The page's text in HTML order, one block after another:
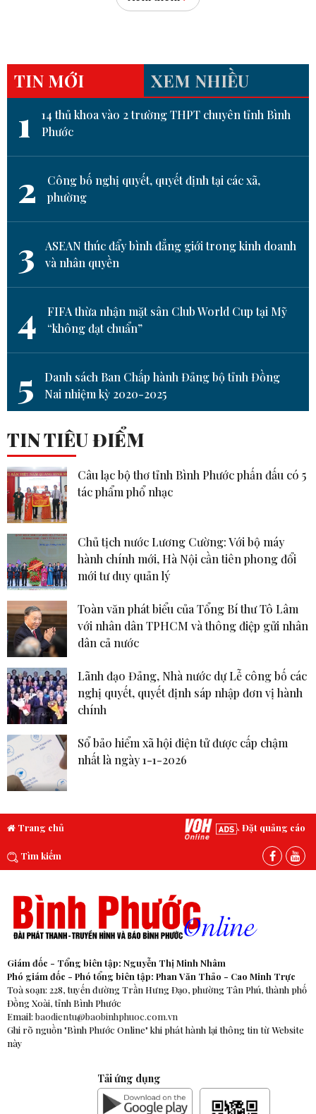
TIN MỚI XEM NHIỀU
1
14 thủ khoa vào 2 trường THPT chuyên tỉnh Bình
Phước
2
Công bố nghị quyết, quyết định tại các xã,
phường
3
ASEAN thúc đẩy bình đẳng giới trong kinh doanh
và nhân quyền
4
FIFA thừa nhận mặt sân Club World Cup tại Mỹ
“không đạt chuẩn”
5
Danh sách Ban Chấp hành Đảng bộ tỉnh Đồng
Nai nhiệm kỳ 2020-2025
TIN TIÊU ĐIỂM
Câu lạc bộ thơ tỉnh Bình Phước phấn đấu có 5
tác phẩm phổ nhạc
Chủ tịch nước Lương Cường: Với bộ máy
hành chính mới, Hà Nội cần tiên phong đổi
mới tư duy quản lý
Toàn văn phát biểu của Tổng Bí thư Tô Lâm
với nhân dân TPHCM và thông điệp gửi nhân
dân cả nước
Lãnh đạo Đảng, Nhà nước dự Lễ công bố các
nghị quyết, quyết định sáp nhập đơn vị hành
chính
Sổ bảo hiểm xã hội điện tử được cấp chậm
nhất là ngày 1-1-2026
Trang chủ Đặt quảng cáo
Tìm kiếm
Giám đốc - Tổng biên tập: Nguyễn Thị Minh Nhâm
Phó giám đốc - Phó tổng biên tập: Phan Văn Thảo - Cao Minh Trực
Toà soạn: 228, tuyến đường Trần Hưng Đạo, phường Tân Phú, thành phố
Đồng Xoài, tỉnh Bình Phước
Email: baodientu@baobinhphuoc.com.vn
Ghi rõ nguồn "Bình Phước Online" khi phát hành lại thông tin từ Website
này
Tải ứng dụng